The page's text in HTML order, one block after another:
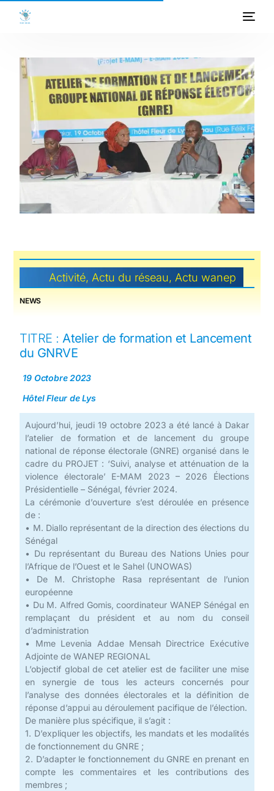
Activité,Actu du réseau,Actu wanep
NEWS
TITRE :Atelier de formation et Lancement
du GNRVE
19 Octobre 2023
Hôtel Fleur de Lys
Aujourd’hui, jeudi 19 octobre 2023 a été lancé à Dakar
l’atelier de formation et de lancement du groupe
national de réponse électorale (GNRE) organisé dans le
cadre du PROJET : ‘Suivi, analyse et atténuation de la
violence électorale’ E-MAM 2023 – 2026 Élections
Présidentielle – Sénégal, février 2024.
La cérémonie d’ouverture s’est déroulée en présence
de :
• M. Diallo représentant de la direction des élections du
Sénégal
• Du représentant du Bureau des Nations Unies pour
l’Afrique de l’Ouest et le Sahel (UNOWAS)
• De M. Christophe Rasa représentant de l’union
européenne
• Du M. Alfred Gomis, coordinateur WANEP Sénégal en
remplaçant du président et au nom du conseil
d’administration
• Mme Levenia Addae Mensah Directrice Exécutive
Adjointe de WANEP REGIONAL
L’objectif global de cet atelier est de faciliter une mise
en synergie de tous les acteurs concernés pour
l’analyse des données électorales et la définition de
réponse d’appui au déroulement pacifique de l’élection.
De manière plus spécifique, il s’agit :
1. D’expliquer les objectifs, les mandats et les modalités
de fonctionnement du GNRE ;
2. D’adapter le fonctionnement du GNRE en prenant en
compte les commentaires et les contributions des
membres ;
ACCUEIL
A PROPOS
PROGRAMMES
PROJETS
ACTIVITES
PUBLICATIONS